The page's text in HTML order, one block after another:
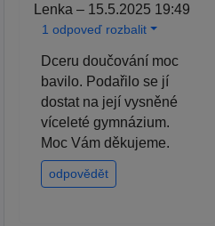
Lenka – 15.5.2025 19:49
1 odpoveď rozbalit
Dceru doučování moc
bavilo. Podařilo se jí
dostat na její vysněné
víceleté gymnázium.
Moc Vám děkujeme.
odpovědět